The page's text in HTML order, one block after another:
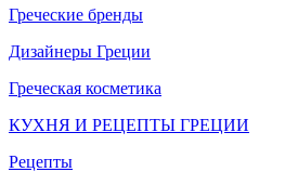
Греческие бренды
Дизайнеры Греции
Греческая косметика
КУХНЯ И РЕЦЕПТЫ ГРЕЦИИ
Рецепты